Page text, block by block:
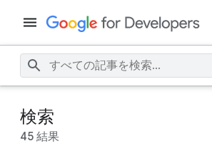
検索
45 結果